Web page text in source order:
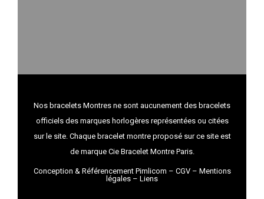
Nos bracelets Montres ne sont aucunement des bracelets
officiels des marques horlogères représentées ou citées
sur le site. Chaque bracelet montre proposé sur ce site est
de marque Cie Bracelet Montre Paris.
Conception & Référencement Pimlicom – CGV– Mentions
légales – Liens